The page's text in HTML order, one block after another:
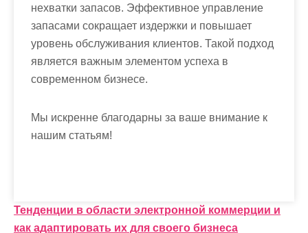
нехватки запасов. Эффективное управление
запасами сокращает издержки и повышает
уровень обслуживания клиентов. Такой подход
является важным элементом успеха в
современном бизнесе.
Мы искренне благодарны за ваше внимание к
нашим статьям!
Н
Тенденции в области электронной коммерции и
как адаптировать их для своего бизнеса